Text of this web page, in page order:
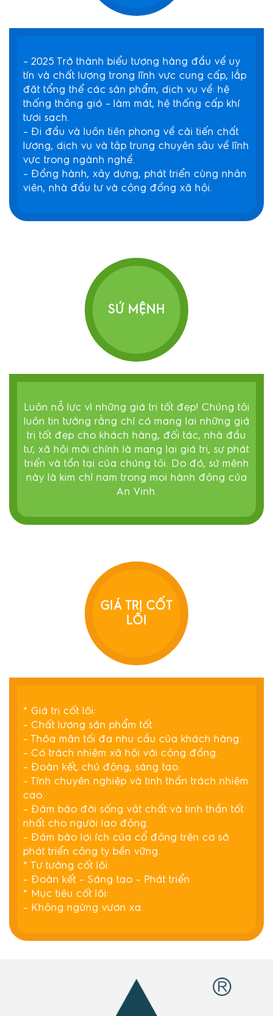
– 2025 Trở thành biểu tượng hàng đầu về uy
tín và chất lượng trong lĩnh vực cung cấp, lắp
đặt tổng thể các sản phẩm, dịch vụ về: hệ
thống thông gió – làm mát, hệ thống cấp khí
tươi sạch.
– Đi đầu và luôn tiên phong về cải tiến chất
lượng, dịch vụ và tập trung chuyên sâu về lĩnh
vực trong ngành nghề.
– Đồng hành, xây dựng, phát triển cùng nhân
viên, nhà đầu tư và cộng đồng xã hội.
SỨ MỆNH
Luôn nỗ lực vì những giá trị tốt đẹp! Chúng tôi
luôn tin tưởng rằng chỉ có mang lại những giá
trị tốt đẹp cho khách hàng, đối tác, nhà đầu
tư, xã hội mới chính là mang lại giá trị, sự phát
triển và tồn tại của chúng tôi. Do đó, sứ mệnh
này là kim chỉ nam trong mọi hành động của
An Vinh.
GIÁ TRỊ CỐT
LÕI
* Giá trị cốt lõi:
– Chất lượng sản phẩm tốt.
– Thỏa mãn tối đa nhu cầu của khách hàng.
– Có trách nhiệm xã hội với cộng đồng.
– Đoàn kết, chủ động, sáng tạo.
– Tính chuyên nghiệp và tinh thần trách nhiệm
cao.
– Đảm bảo đời sống vật chất và tinh thần tốt
nhất cho người lao động.
– Đảm bảo lợi ích của cổ đông trên cơ sở
phát triển công ty bền vững.
* Tư tưởng cốt lõi:
– Đoàn kết – Sáng tạo – Phát triển
* Mục tiêu cốt lõi:
– Không ngừng vươn xa.